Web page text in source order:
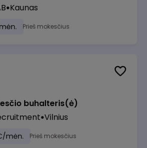
Kaunas
Prieš mokesčius
buhalteris(ė)
Vilnius
mėn. Prieš mokesčius